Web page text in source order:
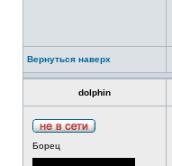
Вернуться наверх
dolphin
Борец